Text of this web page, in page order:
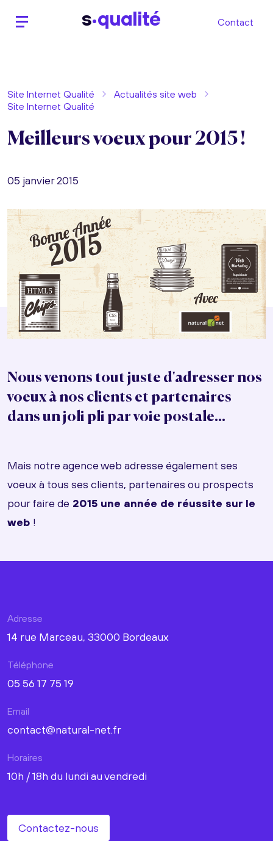
s qualité Contact
Site Internet Qualité
Actualités site web
Site Internet Qualité
Meilleurs voeux pour 2015 !
05 janvier 2015
Nous venons tout juste d'adresser nos
voeux à nos clients et partenaires
dans un joli pli par voie postale...
Mais notre agence web adresse également ses
voeux à tous ses clients, partenaires ou prospects
pour faire de 2015 une année de réussite sur le
web !
Adresse
14 rue Marceau, 33000 Bordeaux
Téléphone
05 56 17 75 19
Email
contact@natural-net.fr
Horaires
10h / 18h du lundi au vendredi
Contactez-nous